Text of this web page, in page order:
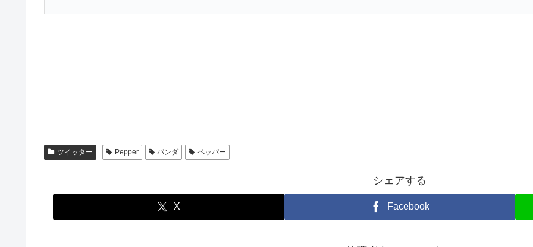
ツイッター Pepper パンダ ペッパー
シェアする
X Facebook